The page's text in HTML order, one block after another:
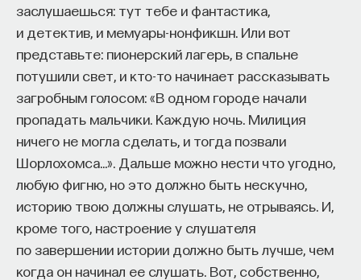
заслушаешься: тут тебе и фантастика,
и детектив, и мемуары-нонфикшн. Или вот
представьте: пионерский лагерь, в спальне
потушили свет, и кто-то начинает рассказывать
загробным голосом: «В одном городе начали
пропадать мальчики. Каждую ночь. Милиция
ничего не могла сделать, и тогда позвали
Шорлохомса…». Дальше можно нести что угодно,
любую фигню, но это должно быть нескучно,
историю твою должны слушать, не отрываясь. И,
кроме того, настроение у слушателя
по завершении истории должно быть лучше, чем
когда он начинал ее слушать. Вот, собственно,